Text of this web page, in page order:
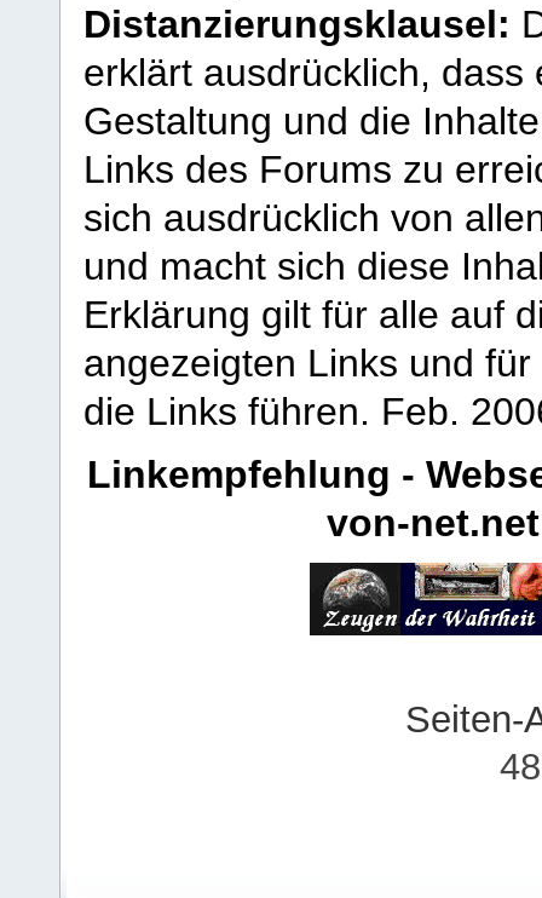
Distanzierungsklausel:
erklärt ausdrücklich,
Gestaltung und die
Links des Forums zu
sich ausdrücklich von
und macht sich diese
Erklärung gilt für alle auf
angezeigten Links und
die Links führen. Feb.
Linkempfehlung -
von-net.net
Seiten-